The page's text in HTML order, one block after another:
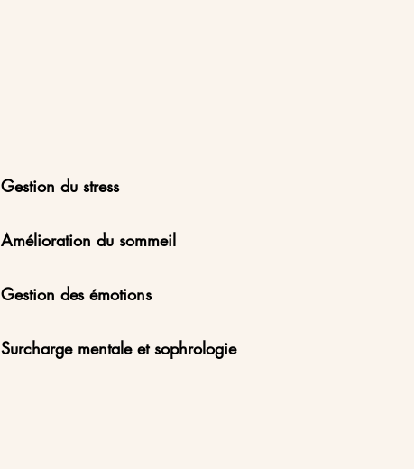
Gestion du stress
Amélioration du sommeil
Gestion des émotions
Surcharge mentale et sophrologie